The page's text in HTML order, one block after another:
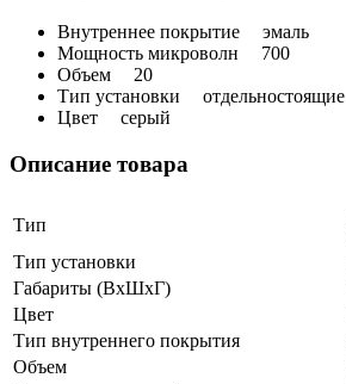
Внутреннее покрытие
эмаль
Мощность микроволн
700
Объем
20
Тип установки
отдельностоящие
Цвет
серый
Описание товара
Тип
Тип установки
Габариты (ВхШхГ)
Цвет
Тип внутреннего покрытия
Объем